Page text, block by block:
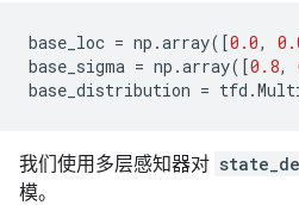
base_loc = np .array([0.0,
base_sigma = np .array([0.8,
base_distribution = tfd .
我们使用多层感知器对
模。